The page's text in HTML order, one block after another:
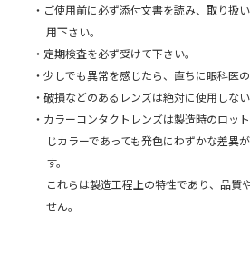
・ご使用前に必ず添付文書を読み、取り扱
用下さい。
・定期検査を必ず受けて下さい。
・少しでも異常を感じたら、直ちに眼科医
・破損などのあるレンズは絶対に使用しない
・カラーコンタクトレンズは製造時のロッ
じカラーであっても発色にわずかな差異
す。
これらは製造工程上の特性であり、品質
せん。